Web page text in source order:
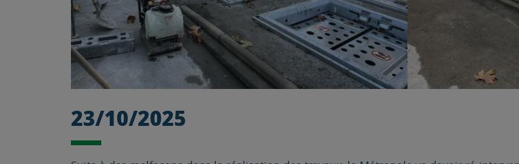
23/10/2025